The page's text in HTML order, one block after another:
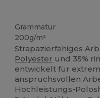
Grammatur
200g/m²
Strapazierfähiges
Polyester und 35%
entwickelt für
anspruchsvollen
Hochleistungs-